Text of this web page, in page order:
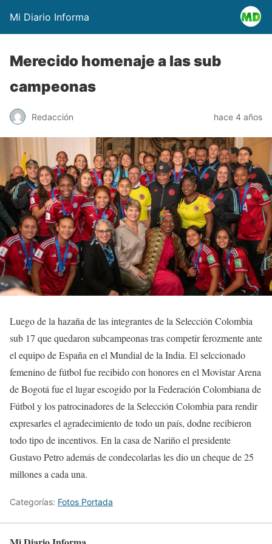
Mi Diario Informa
Merecido homenaje a las sub
campeonas
Redacción hace 4 años
Luego de la hazaña de las integrantes de la Selección Colombia
sub 17 que quedaron subcampeonas tras competir ferozmente ante
el equipo de España en el Mundial de la India. El selccionado
femenino de fútbol fue recibido con honores en el Movistar Arena
de Bogotá fue el lugar escogido por la Federación Colombiana de
Fútbol y los patrocinadores de la Selección Colombia para rendir
expresarles el agradecimiento de todo un país, dodne recibieron
todo tipo de incentivos. En la casa de Nariño el presidente
Gustavo Petro además de condecolarlas les dio un cheque de 25
millones a cada una.
Categorías: Fotos Portada